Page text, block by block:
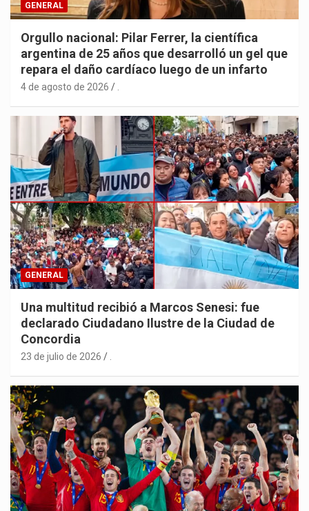
GENERAL
Orgullo nacional: Pilar Ferrer, la científica
argentina de 25 años que desarrolló un gel que
repara el daño cardíaco luego de un infarto
4 de agosto de 2026
GENERAL
Una multitud recibió a Marcos Senesi: fue
declarado Ciudadano Ilustre de la Ciudad de
Concordia
23 de julio de 2026